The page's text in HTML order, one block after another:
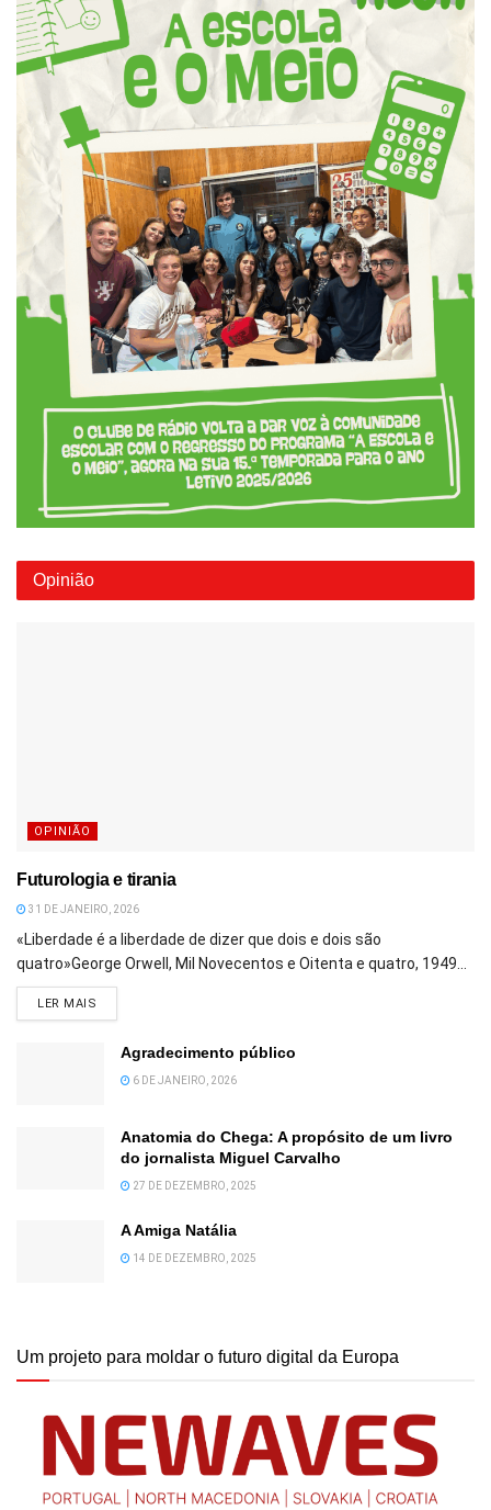
Opinião
OPINIÃO
Futurologia e tirania
31 DE JANEIRO, 2026
«Liberdade é a liberdade de dizer que dois e dois são
quatro»George Orwell, Mil Novecentos e Oitenta e quatro, 1949...
LER MAIS
Agradecimento público
6 DE JANEIRO, 2026
Anatomia do Chega: A propósito de um livro
do jornalista Miguel Carvalho
27 DE DEZEMBRO, 2025
A Amiga Natália
14 DE DEZEMBRO, 2025
Um projeto para moldar o futuro digital da Europa